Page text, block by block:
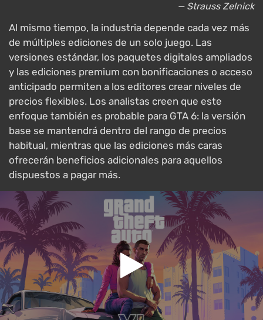
— Strauss Zelnick
Al mismo tiempo, la industria depende cada vez más
de múltiples ediciones de un solo juego. Las
versiones estándar, los paquetes digitales ampliados
y las ediciones premium con bonificaciones o acceso
anticipado permiten a los editores crear niveles de
precios flexibles. Los analistas creen que este
enfoque también es probable para GTA 6: la versión
base se mantendrá dentro del rango de precios
habitual, mientras que las ediciones más caras
ofrecerán beneficios adicionales para aquellos
dispuestos a pagar más.